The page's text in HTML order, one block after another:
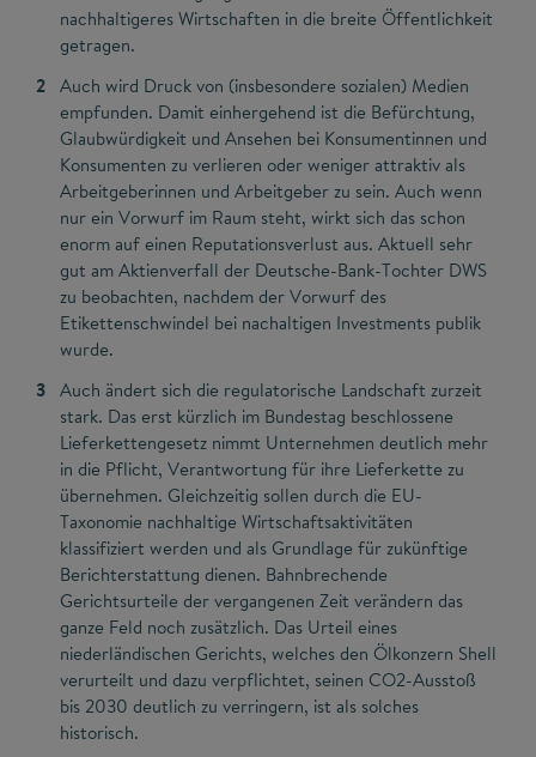
nachhaltigeres Wirtschaften in die breite Öffentlichkeit
getragen.
Auch wird Druck von (insbesondere sozialen) Medien
empfunden. Damit einhergehend ist die Befürchtung,
Glaubwürdigkeit und Ansehen bei Konsumentinnen und
Konsumenten zu verlieren oder weniger attraktiv als
Arbeitgeberinnen und Arbeitgeber zu sein. Auch wenn
nur ein Vorwurf im Raum steht, wirkt sich das schon
enorm auf einen Reputationsverlust aus. Aktuell sehr
gut am Aktienverfall der Deutsche-Bank-Tochter DWS
zu beobachten, nachdem der Vorwurf des
Etikettenschwindel bei nachaltigen Investments publik
wurde.
Auch ändert sich die regulatorische Landschaft zurzeit
stark. Das erst kürzlich im Bundestag beschlossene
Lieferkettengesetz nimmt Unternehmen deutlich mehr
in die Pflicht, Verantwortung für ihre Lieferkette zu
übernehmen. Gleichzeitig sollen durch die EU-
Taxonomie nachhaltige Wirtschaftsaktivitäten
klassifiziert werden und als Grundlage für zukünftige
Berichterstattung dienen. Bahnbrechende
Gerichtsurteile der vergangenen Zeit verändern das
ganze Feld noch zusätzlich. Das Urteil eines
niederländischen Gerichts, welches den Ölkonzern Shell
verurteilt und dazu verpflichtet, seinen CO2-Ausstoß
bis 2030 deutlich zu verringern, ist als solches
historisch.